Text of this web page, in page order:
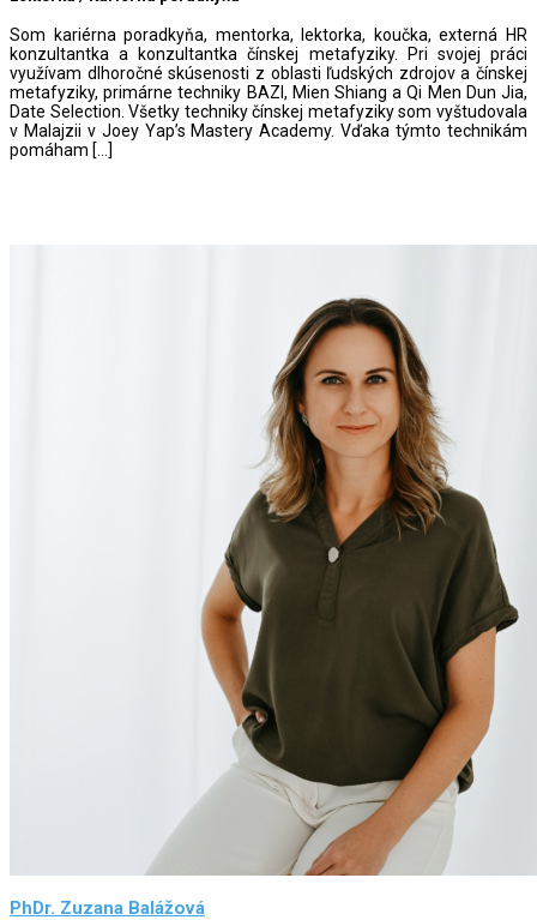
Som kariérna poradkyňa, mentorka, lektorka, koučka, externá HR
konzultantka a konzultantka čínskej metafyziky. Pri svojej práci
využívam dlhoročné skúsenosti z oblasti ľudských zdrojov a čínskej
metafyziky, primárne techniky BAZI, Mien Shiang a Qi Men Dun Jia,
Date Selection. Všetky techniky čínskej metafyziky som vyštudovala
v Malajzii v Joey Yap’s Mastery Academy. Vďaka týmto technikám
pomáham […]
PhDr. Zuzana Balážová